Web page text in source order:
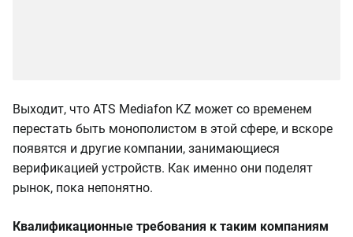
Выходит, что ATS Mediafon KZ может со временем
перестать быть монополистом в этой сфере, и вскоре
появятся и другие компании, занимающиеся
верификацией устройств. Как именно они поделят
рынок, пока непонятно.
Квалификационные требования к таким компаниям